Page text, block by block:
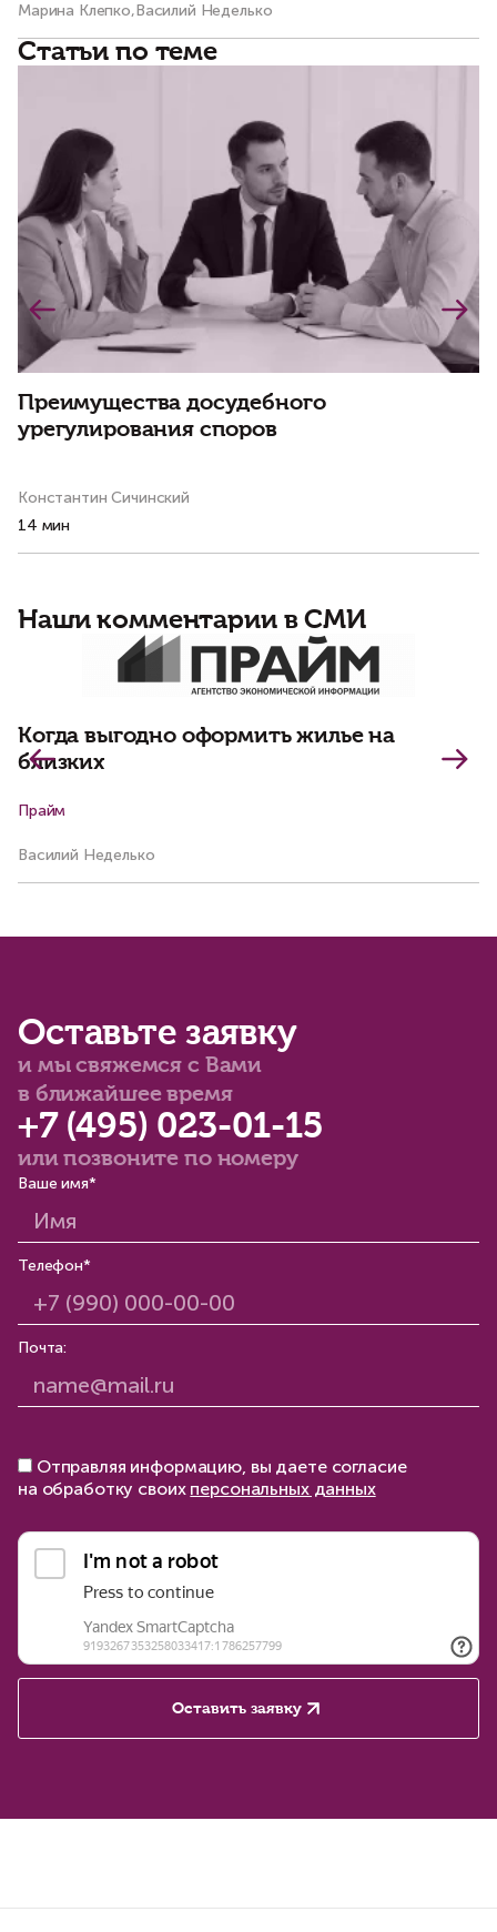
Марина Клепко,Василий Неделько
Статьи по теме
Преимущества досудебного
урегулирования споров
Константин Сичинский
14 мин
Наши комментарии в СМИ
Когда выгодно оформить жилье на
близких
Прайм
Василий Неделько
Оставьте заявку
и мы свяжемся с Вами
в ближайшее время
+7 (495) 023-01-15
или позвоните по номеру
Ваше имя*
Телефон*
Почта:
Отправляя информацию, вы даете согласие
на обработку своих персональных данных
Оставить заявку